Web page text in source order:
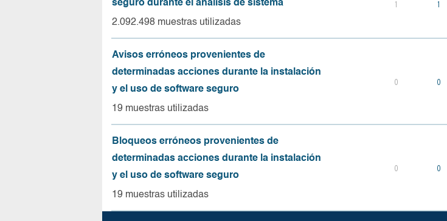
seguro durante el análisis de sistema
2.092.498 muestras utilizadas
1 1
Avisos erróneos provenientes de
determinadas acciones durante la instalación
y el uso de software seguro
19 muestras utilizadas
0 0
Bloqueos erróneos provenientes de
determinadas acciones durante la instalación
y el uso de software seguro
19 muestras utilizadas
0 0